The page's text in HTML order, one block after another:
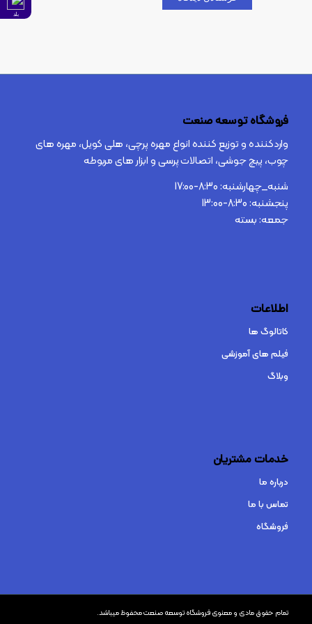
فروشگاه توسعه صنعت
واردکننده و توزیع کننده انواع مهره پرچی، هلی کویل، مهره های
چوب، پیچ جوشی، اتصالات پرسی و ابزار های مربوطه
شنبه_چهارشنبه: 8:30-17:00
پنجشنبه: 8:30-13:00
جمعه: بسته
اطلاعات
کاتالوگ ها
فیلم های آموزشی
وبلاگ
خدمات مشتریان
درباره ما
تماس با ما
فروشگاه
تمام حقوق مادی و معنوی فروشگاه توسعه صنعت محفوظ میباشد.
بلد